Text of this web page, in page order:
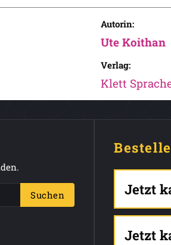
Autorin:
Ute Koithan
Verlag:
Klett
Suchen Jetzt
Jetzt